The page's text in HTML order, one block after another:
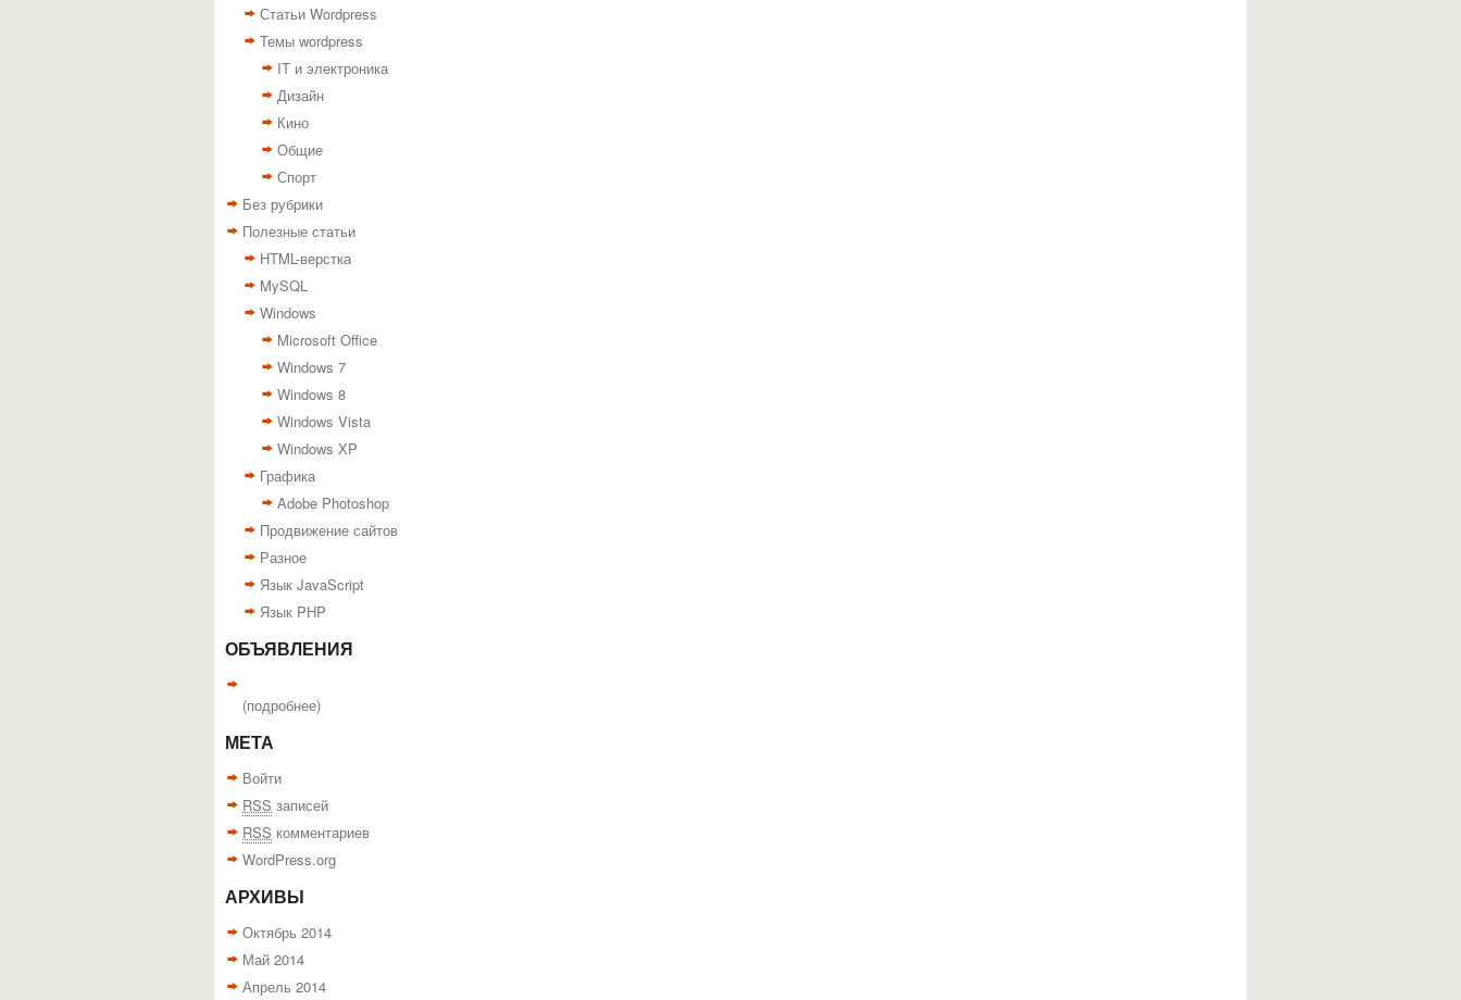
Статьи Wordpress
Темы wordpress
IT и электроника
Дизайн
Кино
Общие
Спорт
Без рубрики
Полезные статьи
HTML-верстка
MySQL
Windows
Microsoft Office
Windows 7
Windows 8
Windows Vista
Windows XP
Графика
Adobe Photoshop
Продвижение сайтов
Разное
Язык JavaScript
Язык PHP
ОБЪЯВЛЕНИЯ
(подробнее)
МЕТА
Войти
RSS записей
RSS комментариев
WordPress.org
АРХИВЫ
Октябрь 2014
Май 2014
Апрель 2014